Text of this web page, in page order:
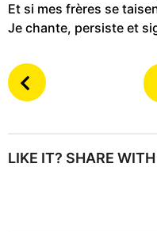
Et si mes frères se
Je chante, persiste et
P
o
P
LIKE IT? SHARE